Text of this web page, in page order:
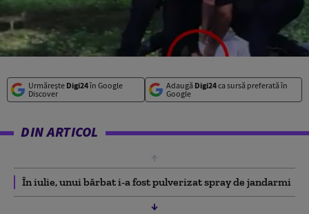
Urmărește Digi24în Google
Discover
Adaugă Digi24ca sursă preferată în
Google
DIN ARTICOL
În iulie, unui bărbat i-a fost pulverizat spray de jandarmi